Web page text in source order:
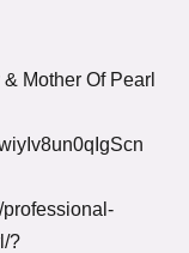
Mother Of Pearl
?